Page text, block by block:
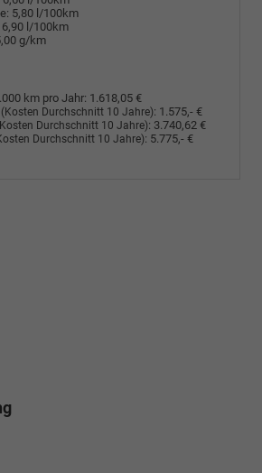
5,80 l/100km
6,90 l/100km
g/km
km pro Jahr: 1.618,05 €
(Kosten Durchschnitt 10 Jahre): 1.575,- €
Durchschnitt 10 Jahre): 3.740,62 €
Durchschnitt 10 Jahre): 5.775,- €